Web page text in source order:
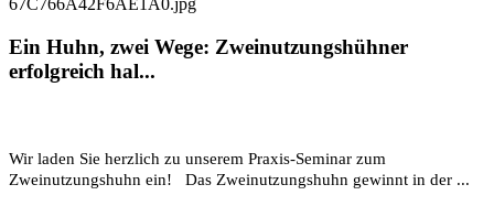
Ein Huhn, zwei Wege: Zweinutzungshühner
erfolgreich hal...
Wir laden Sie herzlich zu unserem Praxis-Seminar zum
Zweinutzungshuhn ein! Das Zweinutzungshuhn gewinnt in der ...